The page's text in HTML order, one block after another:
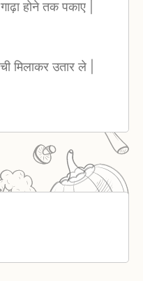
होने तक पकाए |
मिलाकर उतार ले |